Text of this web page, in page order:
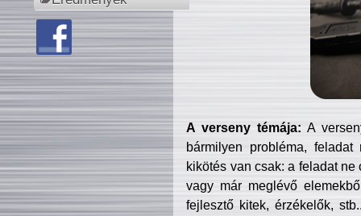
A verseny témája: A
bármilyen probléma, feladat
kikötés van csak: a feladat
vagy már meglévő
fejlesztő kitek, érzékelők,